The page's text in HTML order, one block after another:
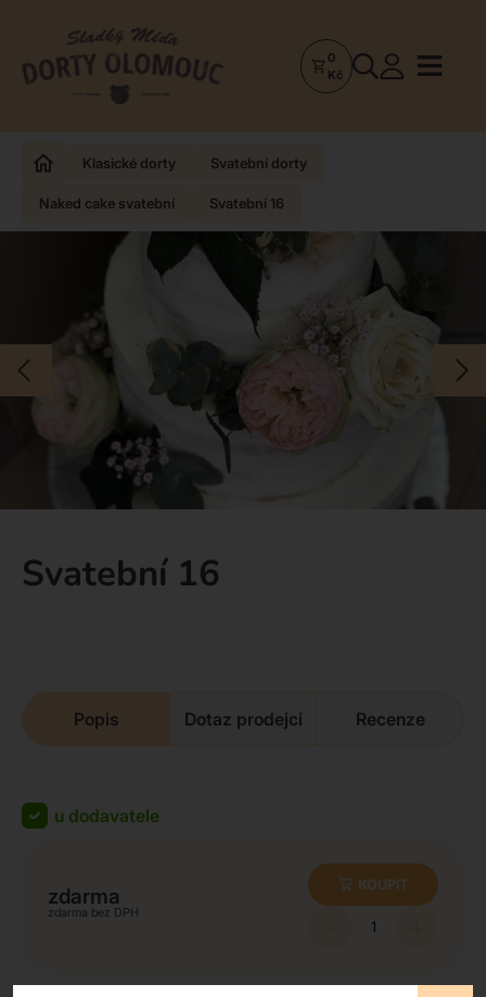
Dorty
Zakázkové
poctivá
0
Kč
Klasické dorty Svatební dorty
Naked cake svatební Svatební 16
Svatební 16
Popis Dotaz prodejci Recenze
u dodavatele
zdarma
zdarma
KOUPIT